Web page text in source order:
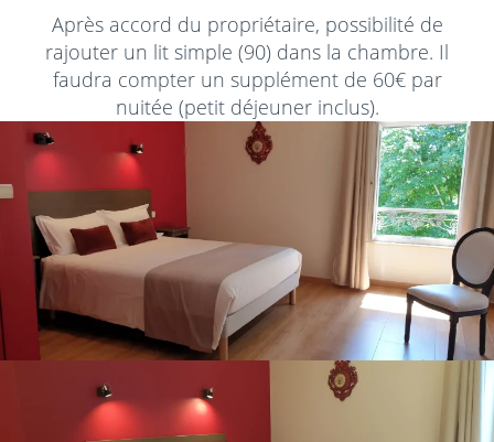
Après accord du propriétaire, possibilité de
rajouter un lit simple (90) dans la chambre. Il
faudra compter un supplément de 60€ par
nuitée (petit déjeuner inclus).